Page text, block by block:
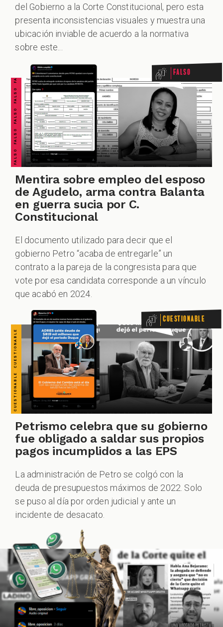
del Gobierno a la Corte Constitucional, pero esta
presenta inconsistencias visuales y muestra una
ubicación inviable de acuerdo a la normativa
sobre este...
FALSO FALSO FALSO FALSO FALSO FALSO FALSO Falso
Mentira sobre empleo del esposo
de Agudelo, arma contra Balanta
en guerra sucia por C.
Constitucional
El documento utilizado para decir que el
gobierno Petro “acaba de entregarle” un
contrato a la pareja de la congresista para que
vote por esa candidata corresponde a un vínculo
que acabó en 2024.
CUESTIONABLE CUESTIONABLE CUESTIONABLE CUESTIONABLE CUESTIONABLE CUESTIONABLE CUESTIONABLE Cuestionable
Petrismo celebra que su gobierno
fue obligado a saldar sus propios
pagos incumplidos a las EPS
La administración de Petro se colgó con la
deuda de presupuestos máximos de 2022. Solo
se puso al día por orden judicial y ante un
incidente de desacato.